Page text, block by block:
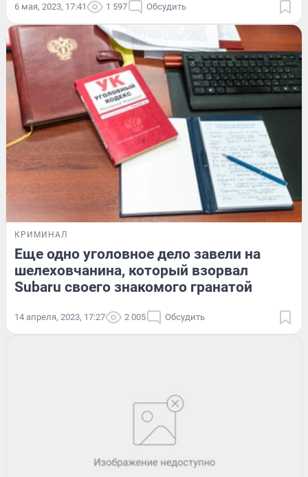
6 мая, 2023, 17:41 1 597 Обсудить
КРИМИНАЛ
Еще одно уголовное дело завели на
шелеховчанина, который взорвал
Subaru своего знакомого гранатой
14 апреля, 2023, 17:27 2 005 Обсудить